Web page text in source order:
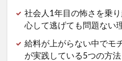
社会人1年目の怖さを乗
心して逃げても問題ない
給料が上がらない中でモ
が実践している5つの方法